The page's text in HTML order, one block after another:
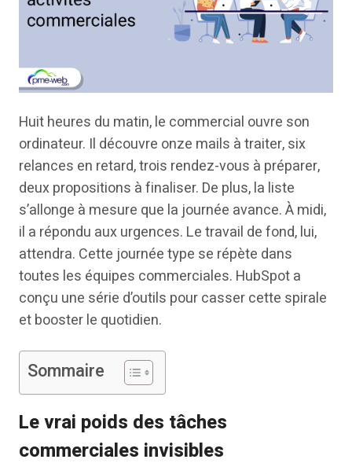
Huit heures du matin, le commercial ouvre son
ordinateur. Il découvre onze mails à traiter, six
relances en retard, trois rendez-vous à préparer,
deux propositions à finaliser. De plus, la liste
s’allonge à mesure que la journée avance. À midi,
il a répondu aux urgences. Le travail de fond, lui,
attendra. Cette journée type se répète dans
toutes les équipes commerciales. HubSpot a
conçu une série d’outils pour casser cette spirale
et booster le quotidien.
Sommaire
Le vrai poids des tâches
commerciales invisibles